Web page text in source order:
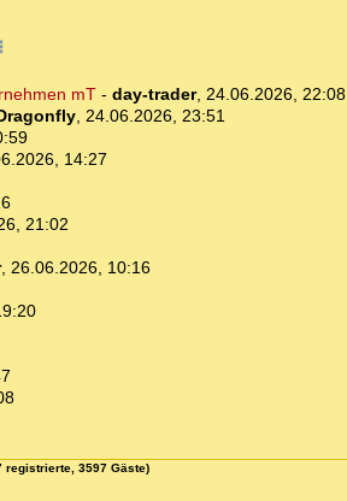
mT- day-trader, 24.06.2026, 22:08
, 24.06.2026, 23:51
14:27
21:02
, 26.06.2026, 10:16
registrierte, 3597 Gäste)